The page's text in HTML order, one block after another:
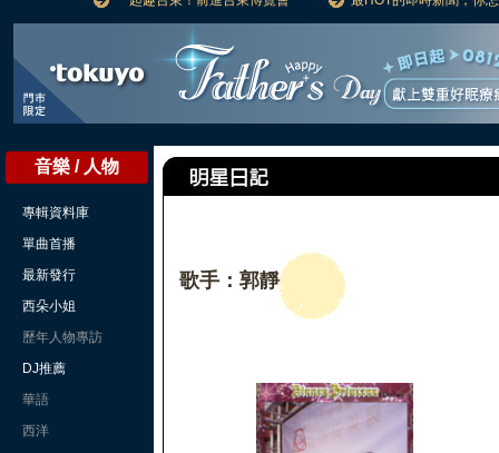
音樂 / 人物
專輯資料庫
單曲首播
最新發行
西朵小姐
歷年人物專訪
DJ推薦
華語
西洋
歌手：郭靜